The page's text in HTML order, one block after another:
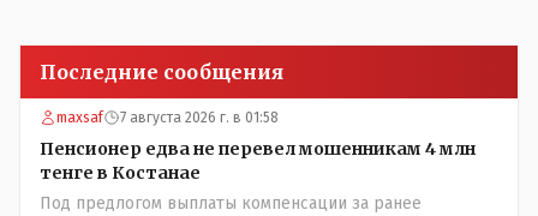
Последние сообщения
maxsaf 7 августа 2026 г. в 01:58
Пенсионер едва не перевел мошенникам 4 млн
тенге в Костанае
Под предлогом выплаты компенсации за ранее